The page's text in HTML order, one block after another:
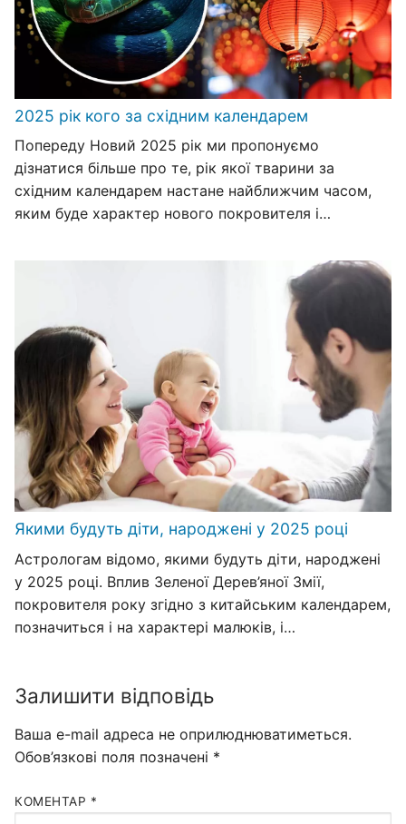
2025 рік кого за східним календарем
Попереду Новий 2025 рік ми пропонуємо
дізнатися більше про те, рік якої тварини за
східним календарем настане найближчим часом,
яким буде характер нового покровителя і…
Якими будуть діти, народжені у 2025 році
Астрологам відомо, якими будуть діти, народжені
у 2025 році. Вплив Зеленої Дерев’яної Змії,
покровителя року згідно з китайським календарем,
позначиться і на характері малюків, і…
Залишити відповідь
Ваша e-mail адреса не оприлюднюватиметься.
Обов’язкові поля позначені *
КОМЕНТАР *